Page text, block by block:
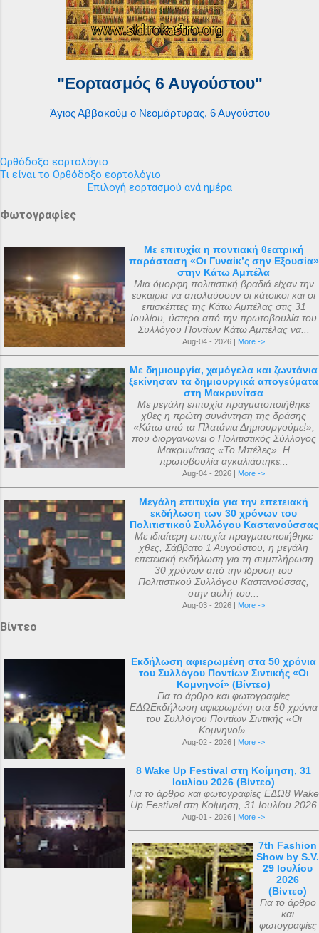
"Εορτασμός 6 Αυγούστου"
Άγιος Αββακούμ ο Νεομάρτυρας, 6 Αυγούστου
Ορθόδοξο εορτολόγιο
Τι είναι το Ορθόδοξο εορτολόγιο
Επιλογή εορτασμού ανά ημέρα
Φωτογραφίες
Με επιτυχία η ποντιακή θεατρική
παράσταση «Οι Γυναίκ’ς σην Εξουσία»
στην Κάτω Αμπέλα
Μια όμορφη πολιτιστική βραδιά είχαν την
ευκαιρία να απολαύσουν οι κάτοικοι και οι
επισκέπτες της Κάτω Αμπέλας στις 31
Ιουλίου, ύστερα από την πρωτοβουλία του
Συλλόγου Ποντίων Κάτω Αμπέλας να...
Aug-04 - 2026 | More ->
Με δημιουργία, χαμόγελα και ζωντάνια
ξεκίνησαν τα δημιουργικά απογεύματα
στη Μακρυνίτσα
Με μεγάλη επιτυχία πραγματοποιήθηκε
χθες η πρώτη συνάντηση της δράσης
«Κάτω από τα Πλατάνια Δημιουργούμε!»,
που διοργανώνει ο Πολιτιστικός Σύλλογος
Μακρυνίτσας «Το Μπέλες». Η
πρωτοβουλία αγκαλιάστηκε...
Aug-04 - 2026 | More ->
Μεγάλη επιτυχία για την επετειακή
εκδήλωση των 30 χρόνων του
Πολιτιστικού Συλλόγου Καστανούσσας
Με ιδιαίτερη επιτυχία πραγματοποιήθηκε
χθες, Σάββατο 1 Αυγούστου, η μεγάλη
επετειακή εκδήλωση για τη συμπλήρωση
30 χρόνων από την ίδρυση του
Πολιτιστικού Συλλόγου Καστανούσσας,
στην αυλή του...
Aug-03 - 2026 | More ->
Βίντεο
Εκδήλωση αφιερωμένη στα 50 χρόνια
του Συλλόγου Ποντίων Σιντικής «Οι
Κομνηνοί» (Βίντεο)
Για το άρθρο και φωτογραφίες
ΕΔΩΕκδήλωση αφιερωμένη στα 50 χρόνια
του Συλλόγου Ποντίων Σιντικής «Οι
Κομνηνοί»
Aug-02 - 2026 | More ->
8 Wake Up Festival στη Κοίμηση, 31
Ιουλίου 2026 (Βίντεο)
Για το άρθρο και φωτογραφίες ΕΔΩ8 Wake
Up Festival στη Κοίμηση, 31 Ιουλίου 2026
Aug-01 - 2026 | More ->
7th Fashion
Show by S.V.
29 Ιουλίου
2026
(Βίντεο)
Για το άρθρο
και
φωτογραφίες